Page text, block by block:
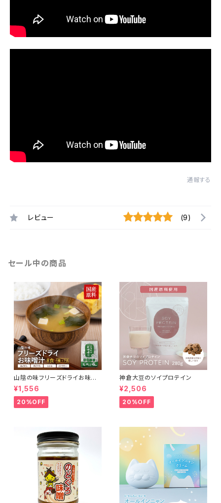
通報する
レビュー (9)
セール中の商品
山陰の味フリーズドライお味噌
汁
¥1,556
20%OFF
神倉大豆のソイプロテイン
¥2,506
20%OFF